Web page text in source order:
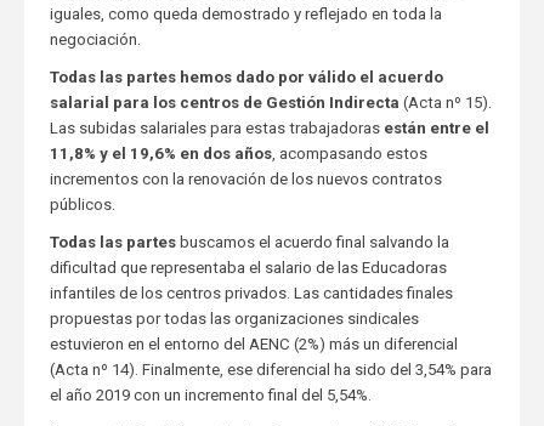
iguales, como queda demostrado y reflejado en toda la
negociación.
Todas las partes hemos dado por válido el acuerdo
salarial para los centros de Gestión Indirecta (Acta nº 15).
Las subidas salariales para estas trabajadoras están entre el
11,8% y el 19,6% en dos años, acompasando estos
incrementos con la renovación de los nuevos contratos
públicos.
Todas las partesbuscamos el acuerdo final salvando la
dificultad que representaba el salario de las Educadoras
infantiles de los centros privados. Las cantidades finales
propuestas por todas las organizaciones sindicales
estuvieron en el entorno del AENC (2%) más un diferencial
(Acta nº 14). Finalmente, ese diferencial ha sido del 3,54% para
el año 2019 con un incremento final del 5,54%.